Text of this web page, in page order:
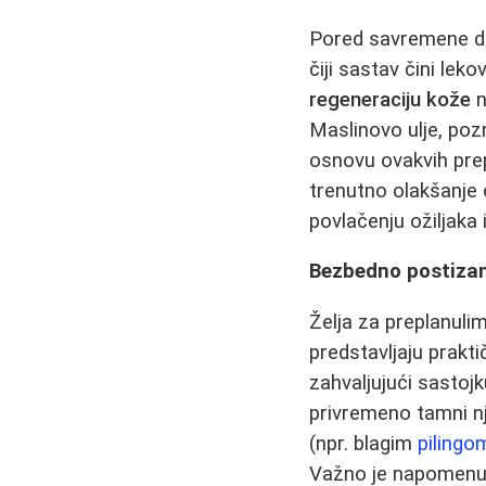
Pored savremene
čiji sastav čini
regeneraciju kože
Maslinovo ulje,
osnovu ovakvih
trenutno olakšanje
povlačenju ožiljaka
Bezbedno
Želja za
predstavljaju
zahvaljujući
privremeno tamni
(npr. blagim
Važno je